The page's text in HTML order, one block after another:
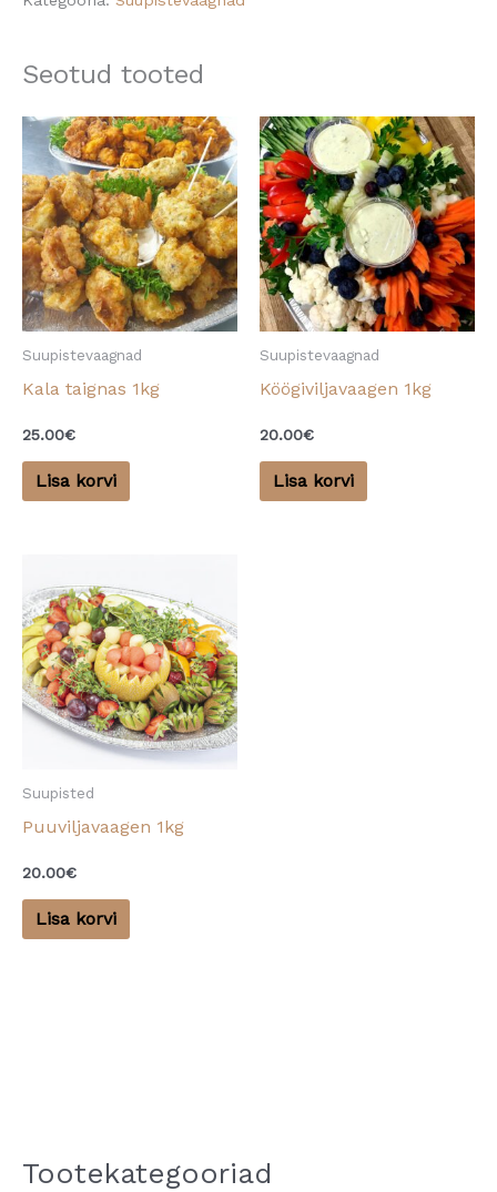
Tootekategooriad
Seotud tooted
Suupistevaagnad
Kala taignas 1kg
25.00€
Lisa korvi
Suupistevaagnad
Köögiviljavaagen 1kg
20.00€
Lisa korvi
Suupisted
Puuviljavaagen 1kg
20.00€
Lisa korvi